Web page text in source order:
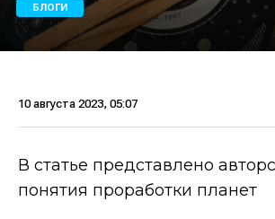
БЛОГИ
10 августа 2023, 05:07
В статье представлено
понятия проработки планет